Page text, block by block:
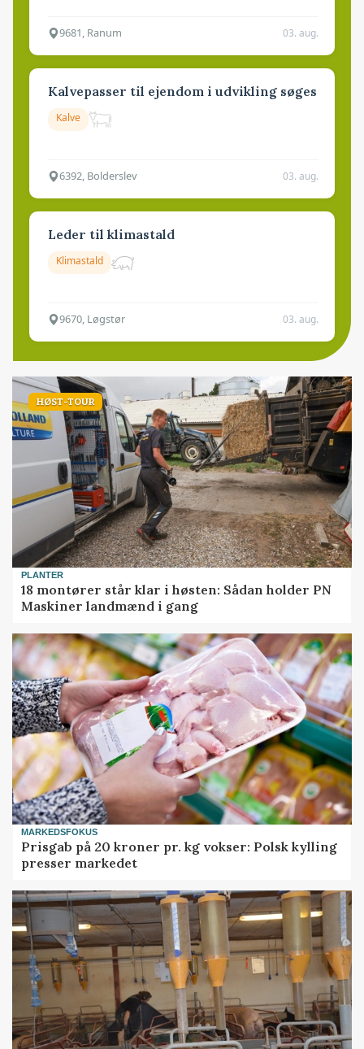
9681, Ranum 03. aug.
Kalvepasser til ejendom i udvikling søges
Kalve
6392, Bolderslev 03. aug.
Leder til klimastald
Klimastald
9670, Løgstør 03. aug.
HØST-TOUR
PLANTER
18 montører står klar i høsten: Sådan holder PN
Maskiner landmænd i gang
MARKEDSFOKUS
Prisgab på 20 kroner pr. kg vokser: Polsk kylling
presser markedet